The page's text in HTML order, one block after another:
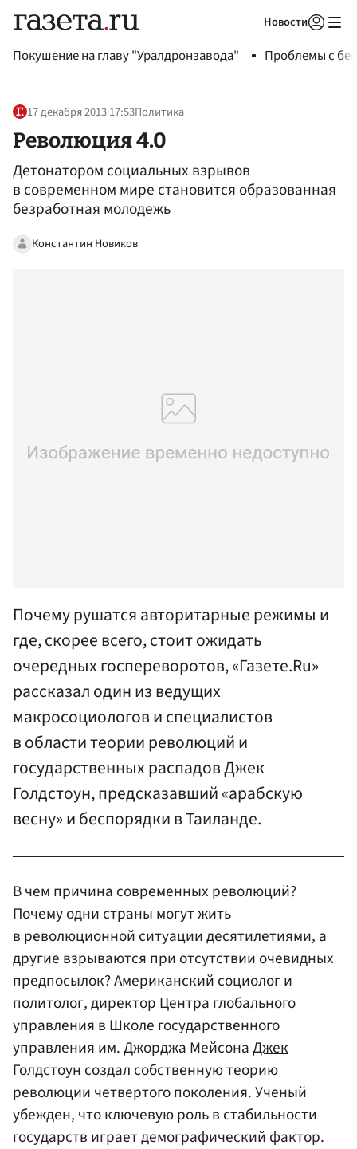
Новости
Покушение на главу "Уралдронзавода" Проблемы с
17 декабря 2013 17:53Политика
Революция 4.0
Детонатором социальных взрывов
в современном мире становится образованная
безработная молодежь
Константин Новиков
Почему рушатся авторитарные режимы и
где, скорее всего, стоит ожидать
очередных госпереворотов, «Газете.Ru»
рассказал один из ведущих
макросоциологов и специалистов
в области теории революций и
государственных распадов Джек
Голдстоун, предсказавший «арабскую
весну» и беспорядки в Таиланде.
В чем причина современных революций?
Почему одни страны могут жить
в революционной ситуации десятилетиями, а
другие взрываются при отсутствии очевидных
предпосылок? Американский социолог и
политолог, директор Центра глобального
управления в Школе государственного
управления им. Джорджа МейсонаДжек
Голдстоун создал собственную теорию
революции четвертого поколения. Ученый
убежден, что ключевую роль в стабильности
государств играет демографический фактор.